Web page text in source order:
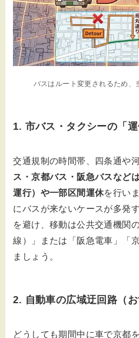
バスはルート変更されるため
1. 市バス・タクシーの「
交通規制の時間帯、四条通や
ス・京都バス・阪急バスなど
運行）や一部区間運休を行い
にバスが来ないケースが多発
を避け、移動は公共交通機関
線）」または「阪急電車」「
ましょう。
2. 自動車の広域迂回路（お
どうしても期間中に車で京都